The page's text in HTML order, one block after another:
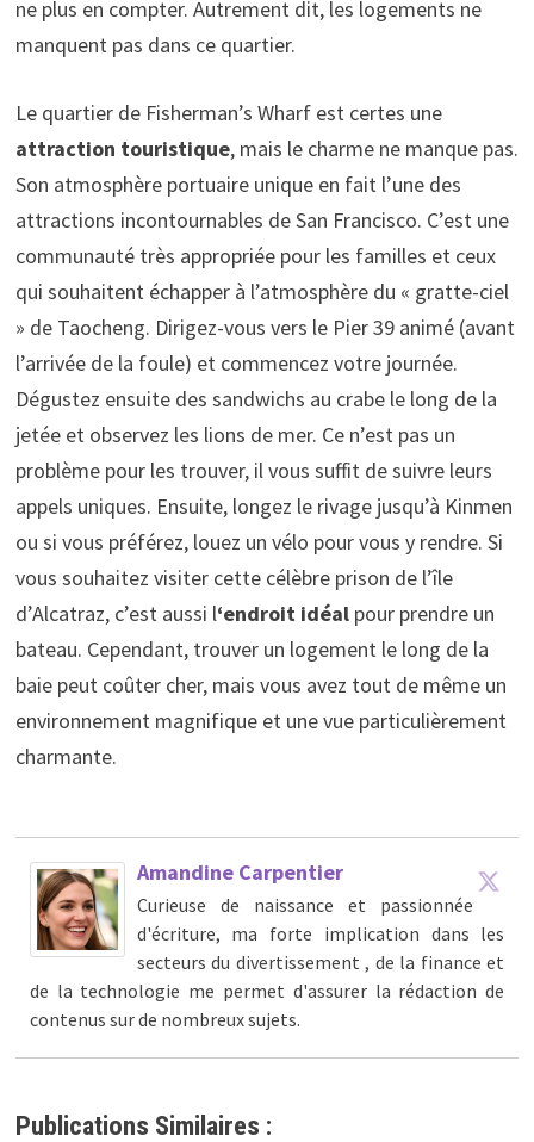
ne plus en compter. Autrement dit, les logements ne
manquent pas dans ce quartier.
Le quartier de Fisherman’s Wharf est certes une
attraction touristique, mais le charme ne manque pas.
Son atmosphère portuaire unique en fait l’une des
attractions incontournables de San Francisco. C’est une
communauté très appropriée pour les familles et ceux
qui souhaitent échapper à l’atmosphère du « gratte-ciel
» de Taocheng. Dirigez-vous vers le Pier 39 animé (avant
l’arrivée de la foule) et commencez votre journée.
Dégustez ensuite des sandwichs au crabe le long de la
jetée et observez les lions de mer. Ce n’est pas un
problème pour les trouver, il vous suffit de suivre leurs
appels uniques. Ensuite, longez le rivage jusqu’à Kinmen
ou si vous préférez, louez un vélo pour vous y rendre. Si
vous souhaitez visiter cette célèbre prison de l’île
d’Alcatraz, c’est aussi l‘endroit idéalpour prendre un
bateau. Cependant, trouver un logement le long de la
baie peut coûter cher, mais vous avez tout de même un
environnement magnifique et une vue particulièrement
charmante.
Amandine Carpentier
Curieuse de naissance et passionnée
d'écriture, ma forte implication dans les
secteurs du divertissement , de la finance et
de la technologie me permet d'assurer la rédaction de
contenus sur de nombreux sujets.
Publications Similaires :